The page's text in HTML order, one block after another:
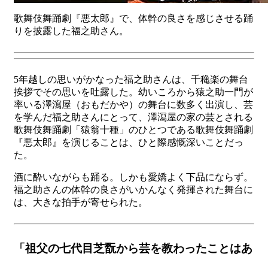
歌舞伎舞踊劇『悪太郎』で、体幹の良さを感じさせる踊
りを披露した福之助さん。
5年越しの思いがかなった福之助さんは、千穐楽の舞台
挨拶でその思いを吐露した。幼いころから猿之助一門が
率いる澤瀉屋（おもだかや）の舞台に数多く出演し、芸
を学んだ福之助さんにとって、澤㵼屋の家の芸とされる
歌舞伎舞踊劇「猿翁十種」のひとつである歌舞伎舞踊劇
『悪太郎』を演じることは、ひと際感慨深いことだっ
た。
酒に酔いながらも踊る。しかも愛嬌よく下品にならず。
福之助さんの体幹の良さがいかんなく発揮された舞台に
は、大きな拍手が寄せられた。
「祖父の七代目芝翫から芸を教わったことはあ